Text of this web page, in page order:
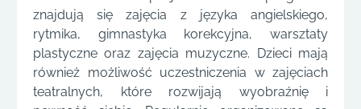
znajdują się zajęcia z języka angielskiego,
rytmika, gimnastyka korekcyjna, warsztaty
plastyczne oraz zajęcia muzyczne. Dzieci mają
również możliwość uczestniczenia w zajęciach
teatralnych, które rozwijają wyobraźnię i